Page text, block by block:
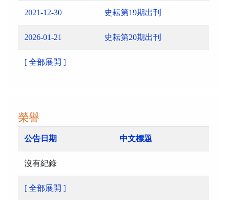
2021-12-30 史耘第19期出刊
2026-01-21 史耘第20期出刊
[ 全部展開 ]
榮譽
公告日期 中文標題
沒有紀錄
[ 全部展開 ]